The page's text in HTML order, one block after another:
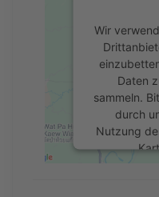
Wir
Daten
sammeln.
durch
Nutzung